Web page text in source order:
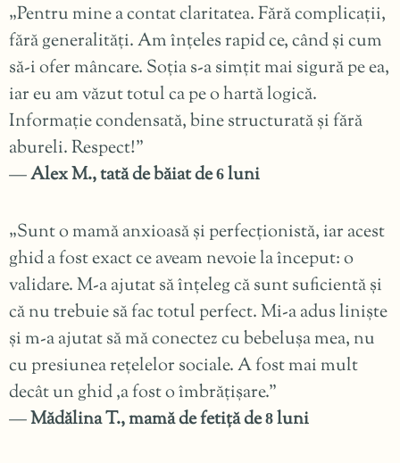
„Pentru mine a contat claritatea. Fără complicații,
fără generalități. Am înțeles rapid ce, când și cum
să-i ofer mâncare. Soția s-a simțit mai sigură pe ea,
iar eu am văzut totul ca pe o hartă logică.
Informație condensată, bine structurată și fără
abureli. Respect!”
—Alex M., tată de băiat de6 luni
„Sunt o mamă anxioasă și perfecționistă, iar acest
ghid a fost exact ce aveam nevoie la început: o
validare. M-a ajutat să înțeleg că sunt suficientă și
că nu trebuie să fac totul perfect. Mi-a adus liniște
și m-a ajutat să mă conectez cu bebelușa mea, nu
cu presiunea rețelelor sociale. A fost mai mult
decât un ghid ,a fost o îmbrățișare.”
—Mădălina T., mamă de fetiță de8 luni